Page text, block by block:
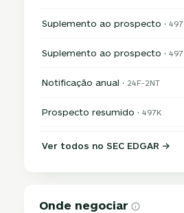
Suplemento ao prospecto ·497
Suplemento ao prospecto ·497
Notificação anual · 24F-2NT
Prospecto resumido ·497K
Ver todos no SEC EDGAR →
Onde negociar